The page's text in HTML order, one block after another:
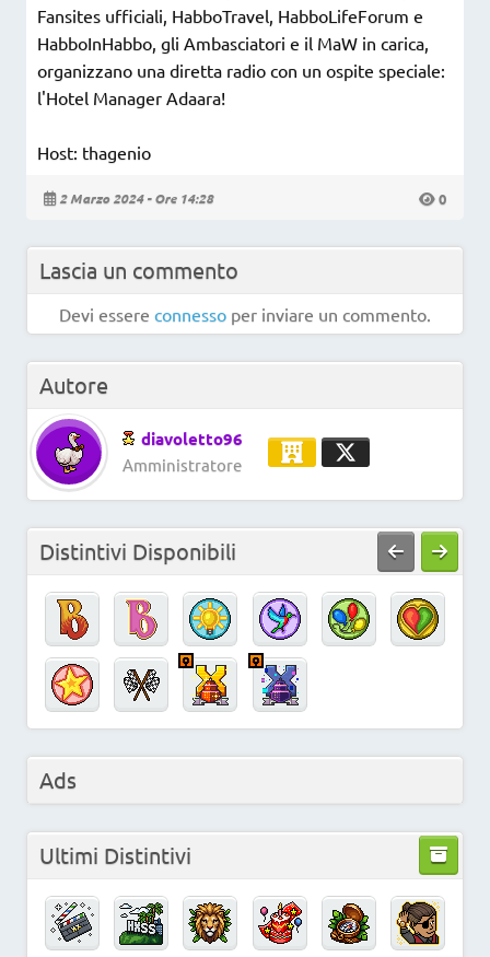
Fansites ufficiali, HabboTravel, HabboLifeForum e
HabboInHabbo, gli Ambasciatori e il MaW in carica,
organizzano una diretta radio con un ospite speciale:
l'Hotel Manager Adaara!
Host: thagenio
2 Marzo 2024 - Ore 14:28 0
Lascia un commento
Devi essere connesso per inviare un commento.
Autore
diavoletto96
Amministratore
Distintivi Disponibili
Ads
Ultimi Distintivi